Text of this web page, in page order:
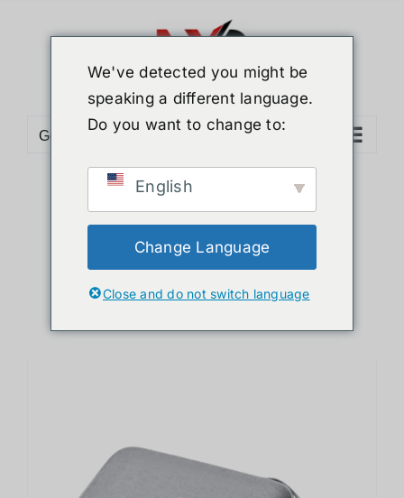
Go to...
Sort byDate
Show24 Products
We've detected you might be
speaking a different language.
Do you want to change to:
English
Change Language
Close and do not switch language